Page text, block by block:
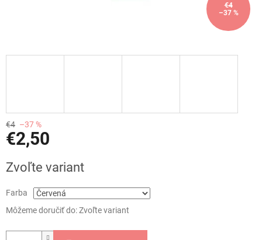
€4
–37 %
€4 –37 %
€2,50
cena:
Zvoľte variant
Farba
Môžeme doručiť do:Zvoľte variant